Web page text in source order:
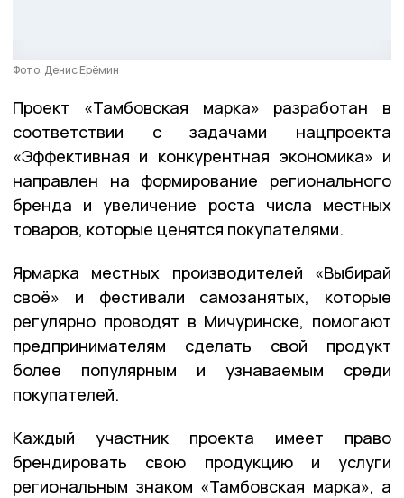
Фото: Денис Ерёмин
Проект «Тамбовская марка» разработан в
соответствии с задачами нацпроекта
«Эффективная и конкурентная экономика» и
направлен на формирование регионального
бренда и увеличение роста числа местных
товаров, которые ценятся покупателями.
Ярмарка местных производителей «Выбирай
своё» и фестивали самозанятых, которые
регулярно проводят в Мичуринске, помогают
предпринимателям сделать свой продукт
более популярным и узнаваемым среди
покупателей.
Каждый участник проекта имеет право
брендировать свою продукцию и услуги
региональным знаком «Тамбовская марка», а